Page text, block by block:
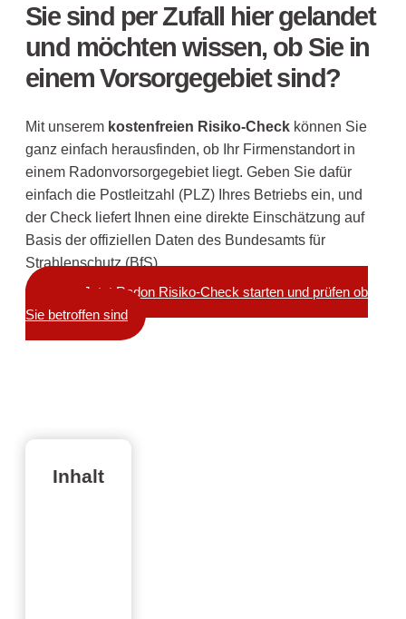
Sie sind per Zufall hier gelandet
und möchten wissen, ob Sie in
einem Vorsorgegebiet sind?
Mit unserem kostenfreien Risiko-Check können Sie
ganz einfach herausfinden, ob Ihr Firmenstandort in
einem Radonvorsorgegebiet liegt. Geben Sie dafür
einfach die Postleitzahl (PLZ) Ihres Betriebs ein, und
der Check liefert Ihnen eine direkte Einschätzung auf
Basis der offiziellen Daten des Bundesamts für
Strahlenschutz (BfS).
Jetzt Radon Risiko-Check starten und prüfen ob
Sie betroffen sind
Inhalt